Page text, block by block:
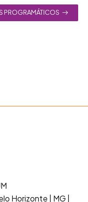
PROGRAMÁTICOS
Horizonte | MG |